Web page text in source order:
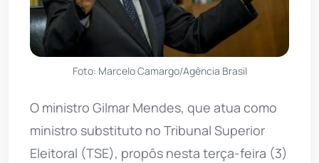
Foto: Marcelo Camargo/Agência Brasil
O ministro Gilmar Mendes, que atua como
ministro substituto no Tribunal Superior
Eleitoral (TSE), propôs nesta terça-feira (3)